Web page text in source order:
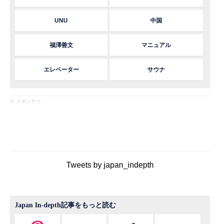
UNU 中国
福澤善文 マニュアル
エレベーター サウナ
※ スポンサー
Tweets by japan_indepth
Japan In-depth記事をもっと読む